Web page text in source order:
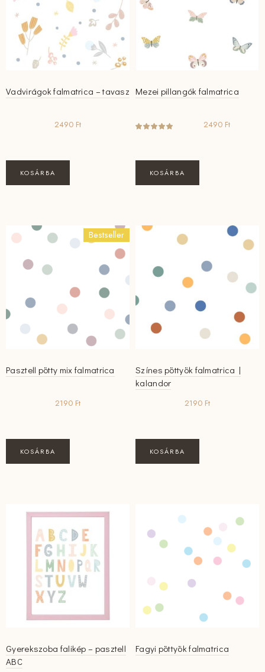
Vadvirágok falmatrica – tavasz
2490 Ft
KOSÁRBA
Mezei pillangók falmatrica
2490 Ft
KOSÁRBA
Bestseller
Pasztell pötty mix falmatrica
2190 Ft
KOSÁRBA
Színes pöttyök falmatrica |
kalandor
2190 Ft
KOSÁRBA
Gyerekszoba falikép – pasztell
ABC
Fagyi pöttyök falmatrica